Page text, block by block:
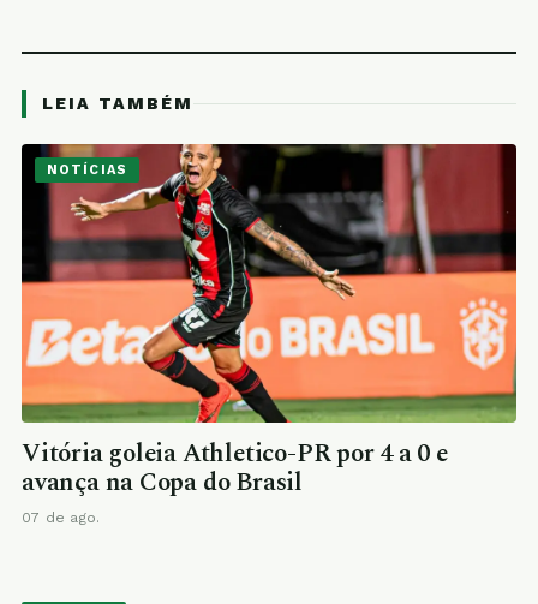
LEIA TAMBÉM
NOTÍCIAS
Vitória goleia Athletico-PR por 4 a 0 e
avança na Copa do Brasil
07 de ago.